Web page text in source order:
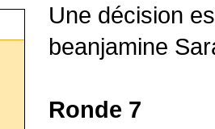
Une décision
beanjamine
Ronde 7